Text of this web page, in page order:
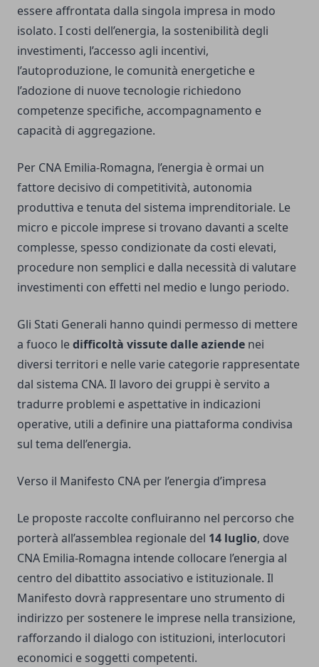
essere affrontata dalla singola impresa in modo
isolato. I costi dell’energia, la sostenibilità degli
investimenti, l’accesso agli incentivi,
l’autoproduzione, le comunità energetiche e
l’adozione di nuove tecnologie richiedono
competenze specifiche, accompagnamento e
capacità di aggregazione.
Per CNA Emilia-Romagna, l’energia è ormai un
fattore decisivo di competitività, autonomia
produttiva e tenuta del sistema imprenditoriale. Le
micro e piccole imprese si trovano davanti a scelte
complesse, spesso condizionate da costi elevati,
procedure non semplici e dalla necessità di valutare
investimenti con effetti nel medio e lungo periodo.
Gli Stati Generali hanno quindi permesso di mettere
a fuoco ledifficoltà vissute dalle aziende nei
diversi territori e nelle varie categorie rappresentate
dal sistema CNA. Il lavoro dei gruppi è servito a
tradurre problemi e aspettative in indicazioni
operative, utili a definire una piattaforma condivisa
sul tema dell’energia.
Verso il Manifesto CNA per l’energia d’impresa
Le proposte raccolte confluiranno nel percorso che
porterà all’assemblea regionale del 14 luglio, dove
CNA Emilia-Romagna intende collocare l’energia al
centro del dibattito associativo e istituzionale. Il
Manifesto dovrà rappresentare uno strumento di
indirizzo per sostenere le imprese nella transizione,
rafforzando il dialogo con istituzioni, interlocutori
economici e soggetti competenti.